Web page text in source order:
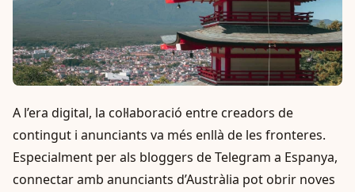
A l’era digital, la col·laboració entre creadors de
contingut i anunciants va més enllà de les fronteres.
Especialment per als bloggers de Telegram a Espanya,
connectar amb anunciants d’Austràlia pot obrir noves